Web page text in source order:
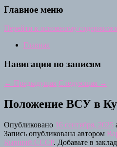
Главное меню
Перейти к основному
Главная
Навигация по записям
← Предыдущая Следующая →
Положение ВСУ в
Опубликовано 16 сентября, 2025
Запись опубликована автором
Бывший СССР. Добавьте в